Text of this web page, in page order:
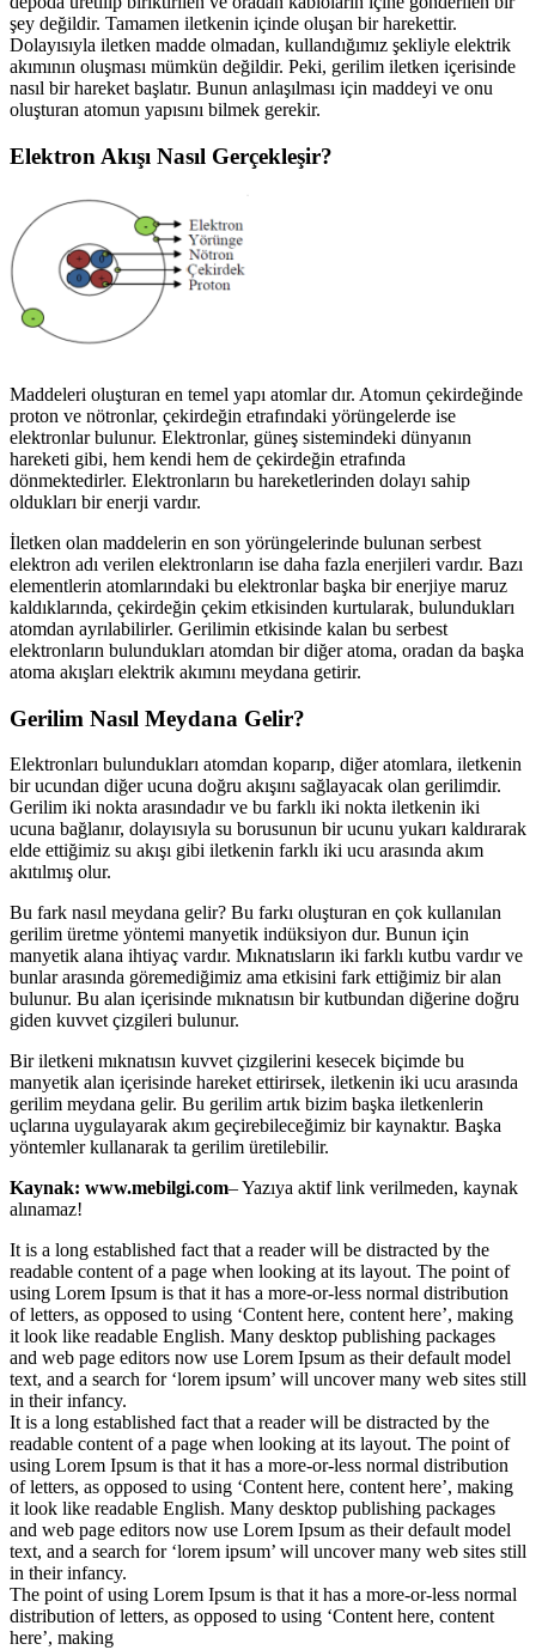
şey değildir. Tamamen iletkenin içinde oluşan bir harekettir.
Dolayısıyla iletken madde olmadan, kullandığımız şekliyle elektrik
akımının oluşması mümkün değildir. Peki, gerilim iletken içerisinde
nasıl bir hareket başlatır. Bunun anlaşılması için maddeyi ve onu
oluşturan atomun yapısını bilmek gerekir.
Elektron Akışı Nasıl Gerçekleşir?
Maddeleri oluşturan en temel yapı atomlar dır. Atomun çekirdeğinde
proton ve nötronlar, çekirdeğin etrafındaki yörüngelerde ise
elektronlar bulunur. Elektronlar, güneş sistemindeki dünyanın
hareketi gibi, hem kendi hem de çekirdeğin etrafında
dönmektedirler. Elektronların bu hareketlerinden dolayı sahip
oldukları bir enerji vardır.
İletken olan maddelerin en son yörüngelerinde bulunan serbest
elektron adı verilen elektronların ise daha fazla enerjileri vardır. Bazı
elementlerin atomlarındaki bu elektronlar başka bir enerjiye maruz
kaldıklarında, çekirdeğin çekim etkisinden kurtularak, bulundukları
atomdan ayrılabilirler. Gerilimin etkisinde kalan bu serbest
elektronların bulundukları atomdan bir diğer atoma, oradan da başka
atoma akışları elektrik akımını meydana getirir.
Gerilim Nasıl Meydana Gelir?
Elektronları bulundukları atomdan koparıp, diğer atomlara, iletkenin
bir ucundan diğer ucuna doğru akışını sağlayacak olan gerilimdir.
Gerilim iki nokta arasındadır ve bu farklı iki nokta iletkenin iki
ucuna bağlanır, dolayısıyla su borusunun bir ucunu yukarı kaldırarak
elde ettiğimiz su akışı gibi iletkenin farklı iki ucu arasında akım
akıtılmış olur.
Bu fark nasıl meydana gelir? Bu farkı oluşturan en çok kullanılan
gerilim üretme yöntemi manyetik indüksiyon dur. Bunun için
manyetik alana ihtiyaç vardır. Mıknatısların iki farklı kutbu vardır ve
bunlar arasında göremediğimiz ama etkisini fark ettiğimiz bir alan
bulunur. Bu alan içerisinde mıknatısın bir kutbundan diğerine doğru
giden kuvvet çizgileri bulunur.
Bir iletkeni mıknatısın kuvvet çizgilerini kesecek biçimde bu
manyetik alan içerisinde hareket ettirirsek, iletkenin iki ucu arasında
gerilim meydana gelir. Bu gerilim artık bizim başka iletkenlerin
uçlarına uygulayarak akım geçirebileceğimiz bir kaynaktır. Başka
yöntemler kullanarak ta gerilim üretilebilir.
Kaynak: www.mebilgi.com– Yazıya aktif link verilmeden, kaynak
alınamaz!
It is a long established fact that a reader will be distracted by the
readable content of a page when looking at its layout. The point of
using Lorem Ipsum is that it has a more-or-less normal distribution
of letters, as opposed to using ‘Content here, content here’, making
it look like readable English. Many desktop publishing packages
and web page editors now use Lorem Ipsum as their default model
text, and a search for ‘lorem ipsum’ will uncover many web sites still
in their infancy.
It is a long established fact that a reader will be distracted by the
readable content of a page when looking at its layout. The point of
using Lorem Ipsum is that it has a more-or-less normal distribution
of letters, as opposed to using ‘Content here, content here’, making
it look like readable English. Many desktop publishing packages
and web page editors now use Lorem Ipsum as their default model
text, and a search for ‘lorem ipsum’ will uncover many web sites still
in their infancy.
The point of using Lorem Ipsum is that it has a more-or-less normal
distribution of letters, as opposed to using ‘Content here, content
here’, making